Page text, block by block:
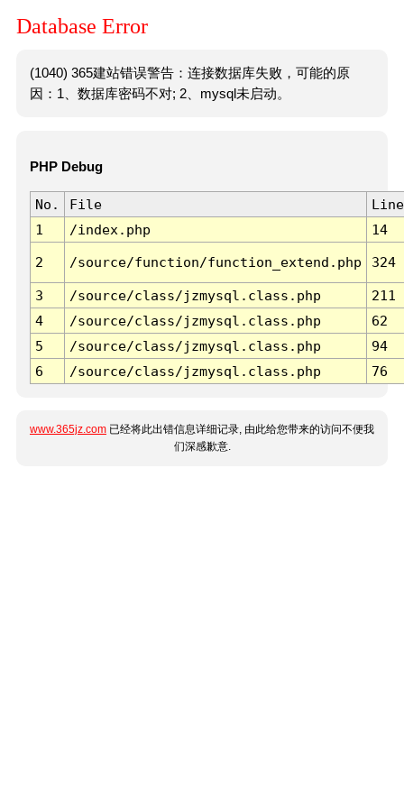
Database Error
(1040) 365建站错误警告：连接数据库失败，可能的原
因：1、数据库密码不对; 2、mysql未启动。
PHP Debug
No. File
Line
1
/index.php 14
2 /source/function/function_extend.php 324
3 /source/class/jzmysql.class.php
211
4
/source/class/jzmysql.class.php
62
5
/source/class/jzmysql.class.php
94
6
/source/class/jzmysql.class.php 76
www.365jz.com 已经将此出错信息详细记录, 由此给您带来的访问不便我
们深感歉意.